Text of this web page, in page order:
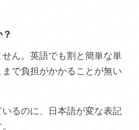
ん。英語でも割と簡単な単
で負担がかかることが無い
るのに、日本語が変な表記